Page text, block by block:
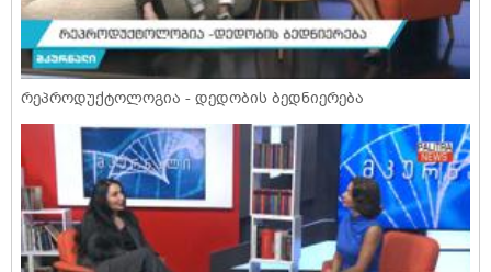
რეპროდუქტოლოგია - დედობის ბედნიერება